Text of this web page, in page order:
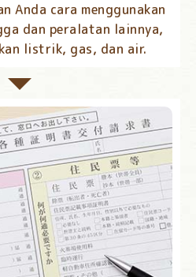
Anda cara menggunakan
dan peralatan lainnya,
listrik, gas, dan air.